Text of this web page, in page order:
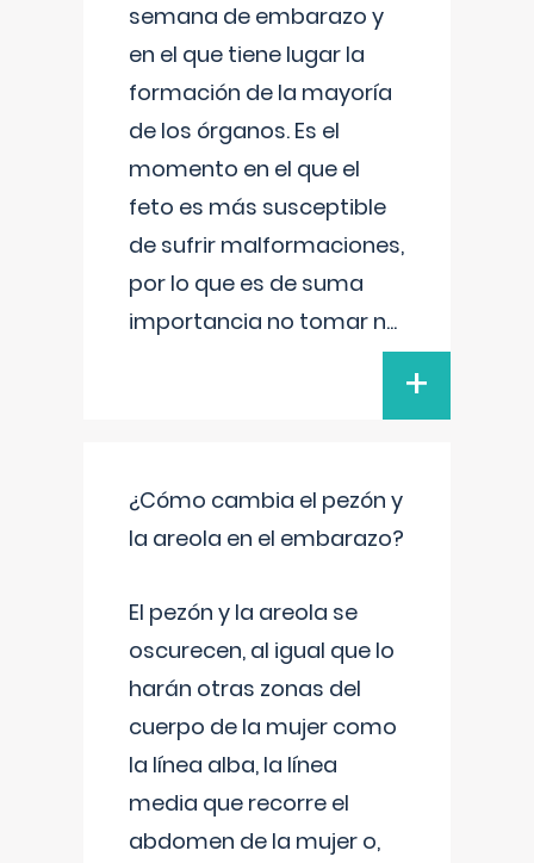
semana de embarazo y
en el que tiene lugar la
formación de la mayoría
de los órganos. Es el
momento en el que el
feto es más susceptible
de sufrir malformaciones,
por lo que es de suma
importancia no tomar n...
+
¿Cómo cambia el pezón y
la areola en el embarazo?
El pezón y la areola se
oscurecen, al igual que lo
harán otras zonas del
cuerpo de la mujer como
la línea alba, la línea
media que recorre el
abdomen de la mujer o,